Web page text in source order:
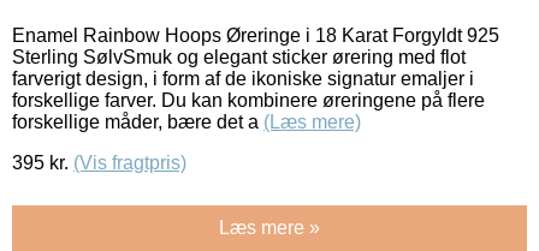
Enamel Rainbow Hoops Øreringe i 18 Karat Forgyldt 925
Sterling SølvSmuk og elegant sticker ørering med flot
farverigt design, i form af de ikoniske signatur emaljer i
forskellige farver. Du kan kombinere øreringene på flere
forskellige måder, bære det a (Læs mere)
395 kr. (Vis fragtpris)
Læs mere »